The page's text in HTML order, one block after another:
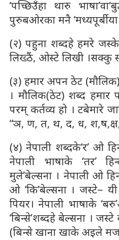
‘पच्छिउँहा थारु
पुरुबओरका मनै
(२) पहुना शब्दहे हमरे
लिख्ठैं, ओस्टे लिखी ।सक्कु
(३) हमार अपन ठेट
। मौलिक(ठेट) शब्द हमार
परम् कर्तव्य हो । टबेमारे
“ञ, ण, त, थ, द, ध,
(४) नेपाली शब्दके‘र’ ओ
नेपाली भाषाके ‘तर’
मुले’बेल्सना । नेपाली ओ
ओ ‘कि’बेल्सना । जस्टे– यी
पियर। नेपाली भाषाके
‘बिन्से’शब्दहे बेल्सना ।
(बिन्से खाना खाके अइले